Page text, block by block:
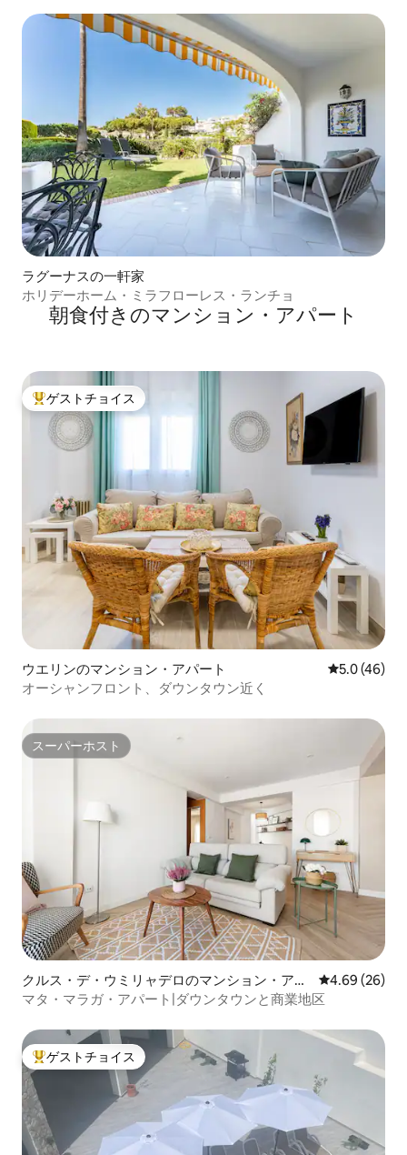
ラグーナスの一軒家
ホリデーホーム・ミラフローレス・ランチョ
朝食付きのマンション・アパート
大好評のゲストチョイスです。
ゲストチョイス
ウエリンのマンション・アパート レビュー46
5.0 (46)
オーシャンフロント、ダウンタウン近く
スーパーホスト
スーパーホスト
クルス・デ・ウミリャデロのマンション・アパ
ート
レビュー26
4.69 (26)
マタ・マラガ・アパート|ダウンタウンと商業地区
大好評のゲストチョイスです。
ゲストチョイス